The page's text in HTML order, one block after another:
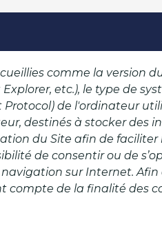
comme la version
etc.), le type de
Protocol) de l'ordinateur
destinés à stocker
du Site afin de faciliter
de consentir ou de
sur Internet.
de la finalité des